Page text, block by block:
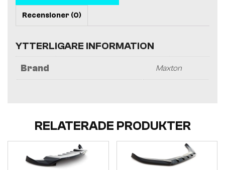
Recensioner (0)
YTTERLIGARE INFORMATION
Brand Maxton
RELATERADE PRODUKTER